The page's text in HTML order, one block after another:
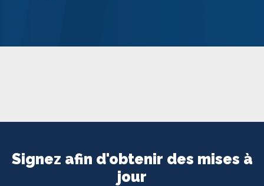
ADHÉREZ
Signez afin d'obtenir des mises à
jour